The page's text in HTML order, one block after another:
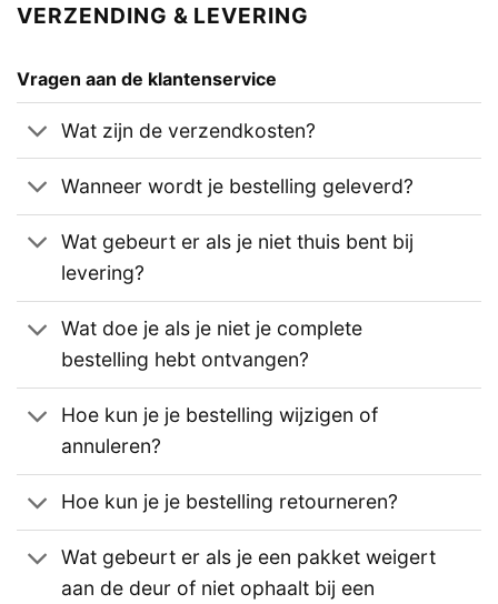
VERZENDING & LEVERING
Vragen aan de klantenservice
Wat zijn de verzendkosten?
Wanneer wordt je bestelling geleverd?
Wat gebeurt er als je niet thuis bent bij
levering?
Wat doe je als je niet je complete
bestelling hebt ontvangen?
Hoe kun je je bestelling wijzigen of
annuleren?
Hoe kun je je bestelling retourneren?
Wat gebeurt er als je een pakket weigert
aan de deur of niet ophaalt bij een